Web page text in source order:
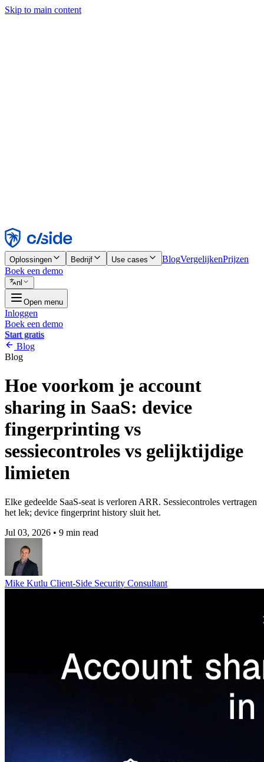
Skip to main content
Weigeren
Oplossingen Bedrijf Use cases BlogVergelijkenPrijzen
Boek een demo
nl
Open menu
Inloggen
Boek een demo
Start gratis
Blog
Blog
Hoe voorkom je account
sharing in SaaS: device
fingerprinting vs
sessiecontroles vs gelijktijdige
limieten
Elke gedeelde SaaS-seat is verloren ARR. Sessiecontroles vertragen
het lek; device fingerprint history sluit het.
Jul 03, 2026 • 9 min read
Mike Kutlu Client-Side Security Consultant